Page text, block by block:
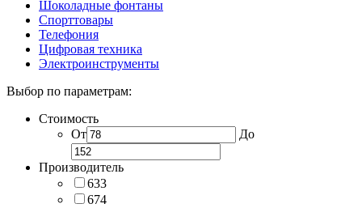
Шоколадные фонтаны
Спорттовары
Телефония
Цифровая техника
Электроинструменты
Выбор по параметрам:
Стоимость
От
До
Производитель
633
674